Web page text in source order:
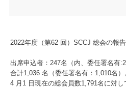
2022年度（第62 回）SCCJ 総会の報告
出席申込者：247名（内、委任署名有
合計1,036 名（委任署名有：1,010名）
4 月1 日現在の総会員数1,791名に対し